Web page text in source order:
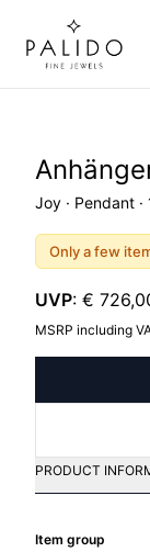
Joy · Pendant
Only a few
UVP: €
MSRP including
PRODUCT
Item group